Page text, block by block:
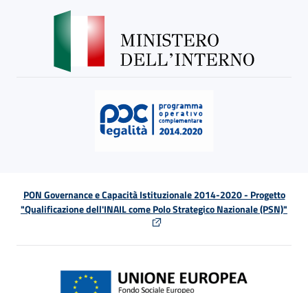
PON Governance e Capacità Istituzionale 2014-2020 - Progetto
"Qualificazione dell'INAIL come Polo Strategico Nazionale (PSN)"